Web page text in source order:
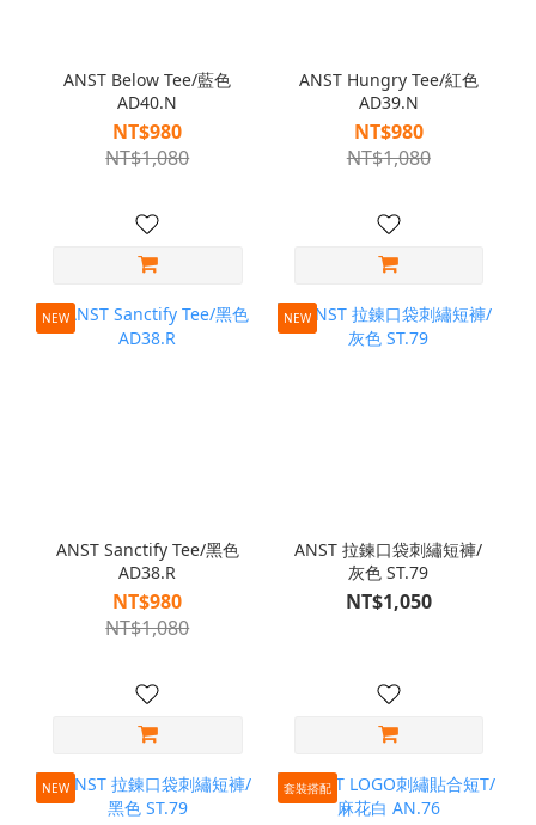
ANST Below Tee/藍色
AD40.N
NT$980
NT$1,080
ANST Hungry Tee/紅色
AD39.N
NT$980
NT$1,080
NEW
ANST Sanctify Tee/黑色
AD38.R
NT$980
NT$1,080
NEW
ANST 拉鍊口袋刺繡短褲/
灰色 ST.79
NT$1,050
NEW 套裝搭配